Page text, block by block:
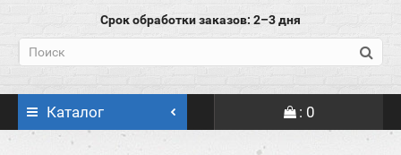
Срок обработки заказов: 2–3 дня
Каталог : 0